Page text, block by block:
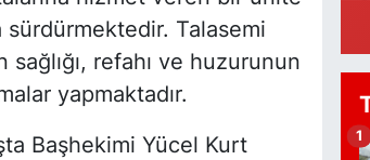
sürdürmektedir. Talasemi
refahı ve huzurunun
yapmaktadır.
Başhekimi Yücel Kurt
1